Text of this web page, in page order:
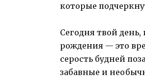
которые
Сегодня твой
рождения — это
серость будней
забавные и